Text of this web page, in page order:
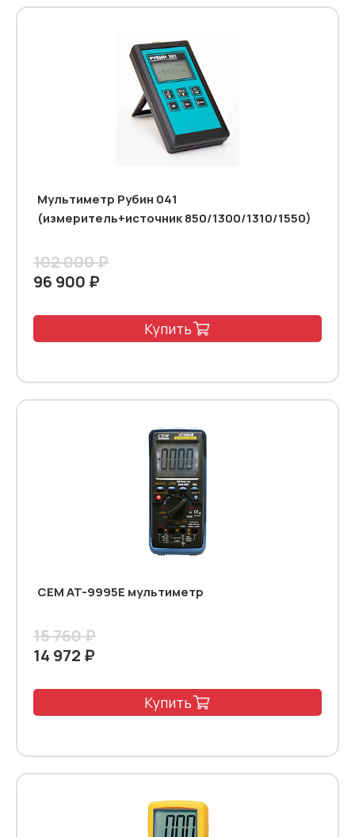
Мультиметр Рубин 041
(измеритель+источник 850/1300/1310/1550)
102 000 ₽
96 900 ₽
Купить
CEM AT-9995E мультиметр
15 760 ₽
14 972 ₽
Купить